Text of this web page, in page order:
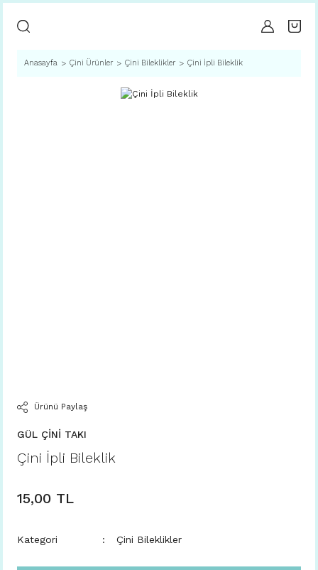
Anasayfa Çini Ürünler Çini Bileklikler Çini İpli Bileklik
Ürünü Paylaş
GÜL ÇİNİ TAKI
Çini İpli Bileklik
15,00 TL
Kategori Çini Bileklikler